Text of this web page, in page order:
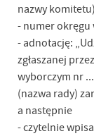
nazwy
- numer okręgu
- adnotację:
zgłaszanej
wyborczym nr
(nazwa rady)
a następnie
- czytelnie